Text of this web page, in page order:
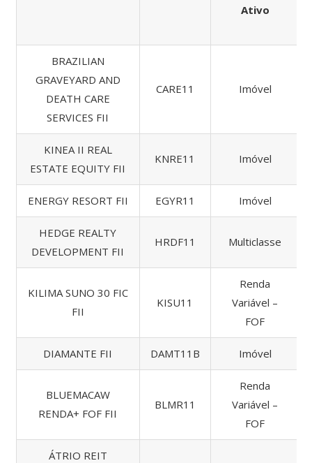
Ativo
BRAZILIAN
GRAVEYARD AND
DEATH CARE
SERVICES FII
CARE11 Imóvel
KINEA II REAL
ESTATE EQUITY FII
KNRE11 Imóvel
ENERGY RESORT FII EGYR11 Imóvel
HEDGE REALTY
DEVELOPMENT FII
HRDF11 Multiclasse
KILIMA SUNO 30 FIC
FII
KISU11
Renda
Variável –
FOF
DIAMANTE FII DAMT11B Imóvel
BLUEMACAW
RENDA+ FOF FII
BLMR11
Renda
Variável –
FOF
ÁTRIO REIT